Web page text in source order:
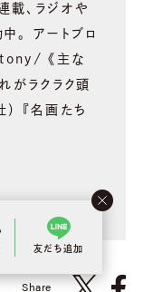
載、ラジオや
。 アートブロ
《主な
がラクラク頭
『名画たち
Share
友だち追加